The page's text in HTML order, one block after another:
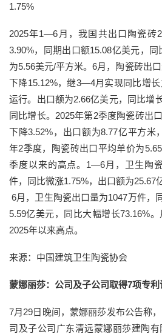
1.75%
2025年1—6月，我国共出口陶瓷砖
3.90%，同期出口额15.08亿美元，
为5.56美元/平方米。6月，陶瓷砖出
下降15.12%，继3—4月实现同比增
运行。出口额为2.66亿美元，同比增
同比增长。2025年第2季度陶瓷砖出
下降3.52%，出口额为8.77亿平方米
年2季度，陶瓷砖出口平均单价为
季度以来的高点。1—6月，卫生陶
件，同比微涨1.75%，出口额为25.67
6月，卫生陶瓷出口量为1047万件，
5.59亿美元，同比大幅增长73.16%
2025年以来高点。
来源：中国建筑卫生陶瓷协会
蒙娜丽莎：公司及子公司取得7项专利
7月29日晚间，蒙娜丽莎发布公告称
司及子公司广东清远蒙娜丽莎建陶